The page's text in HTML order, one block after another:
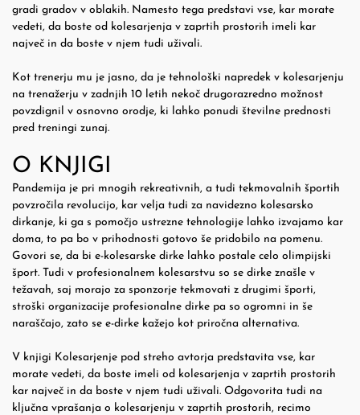
gradi gradov v oblakih. Namesto tega predstavi vse, kar morate
vedeti, da boste od kolesarjenja v zaprtih prostorih imeli kar
največ in da boste v njem tudi uživali.
Kot trenerju mu je jasno, da je tehnološki napredek v kolesarjenju
na trenažerju v zadnjih 10 letih nekoč drugorazredno možnost
povzdignil v osnovno orodje, ki lahko ponudi številne prednosti
pred treningi zunaj.
O KNJIGI
Pandemija je pri mnogih rekreativnih, a tudi tekmovalnih športih
povzročila revolucijo, kar velja tudi za navidezno kolesarsko
dirkanje, ki ga s pomočjo ustrezne tehnologije lahko izvajamo kar
doma, to pa bo v prihodnosti gotovo še pridobilo na pomenu.
Govori se, da bi e-kolesarske dirke lahko postale celo olimpijski
šport. Tudi v profesionalnem kolesarstvu so se dirke znašle v
težavah, saj morajo za sponzorje tekmovati z drugimi športi,
stroški organizacije profesionalne dirke pa so ogromni in še
naraščajo, zato se e-dirke kažejo kot priročna alternativa.
V knjigi Kolesarjenje pod streho avtorja predstavita vse, kar
morate vedeti, da boste imeli od kolesarjenja v zaprtih prostorih
kar največ in da boste v njem tudi uživali. Odgovorita tudi na
ključna vprašanja o kolesarjenju v zaprtih prostorih, recimo